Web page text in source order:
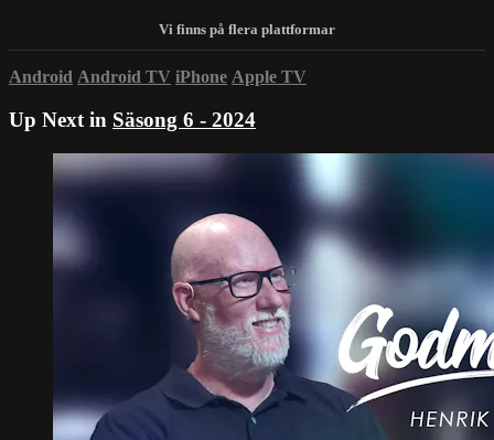
Android Android TV iPhone Apple TV
Up Next in Säsong 6 - 2024